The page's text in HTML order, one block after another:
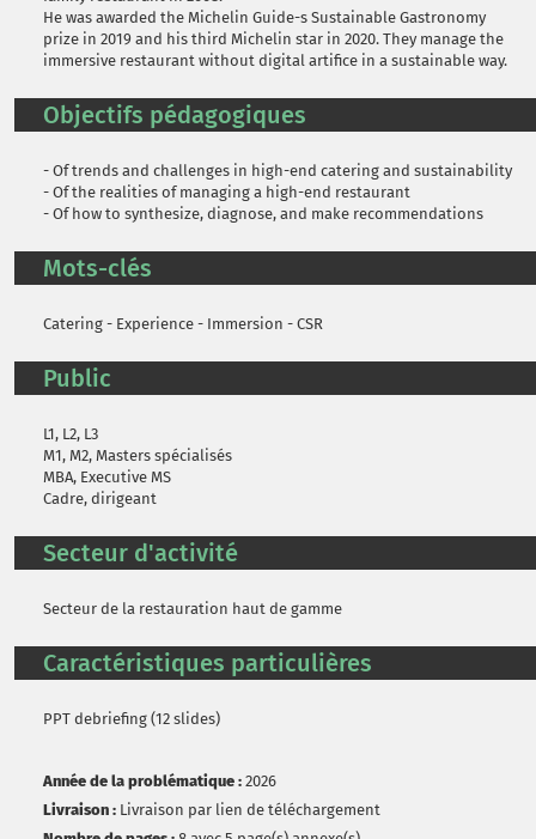
He was awarded the Michelin Guide-s Sustainable Gastronomy
prize in 2019 and his third Michelin star in 2020. They manage the
immersive restaurant without digital artifice in a sustainable way.
Objectifs pédagogiques
- Of trends and challenges in high-end catering and sustainability
- Of the realities of managing a high-end restaurant
- Of how to synthesize, diagnose, and make recommendations
Mots-clés
Catering - Experience - Immersion - CSR
Public
L1, L2, L3
M1, M2, Masters spécialisés
MBA, Executive MS
Cadre, dirigeant
Secteur d'activité
Secteur de la restauration haut de gamme
Caractéristiques particulières
PPT debriefing (12 slides)
Année de la problématique : 2026
Livraison : Livraison par lien de téléchargement